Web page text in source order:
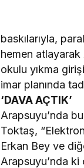
baskılarıyla,
hemen atlayarak
okulu yıkma
imar planında
‘DAVA AÇTIK’
Arapsuyu’nda
Toktaş,
Erkan Bey ve
Arapsuyu’nda ki